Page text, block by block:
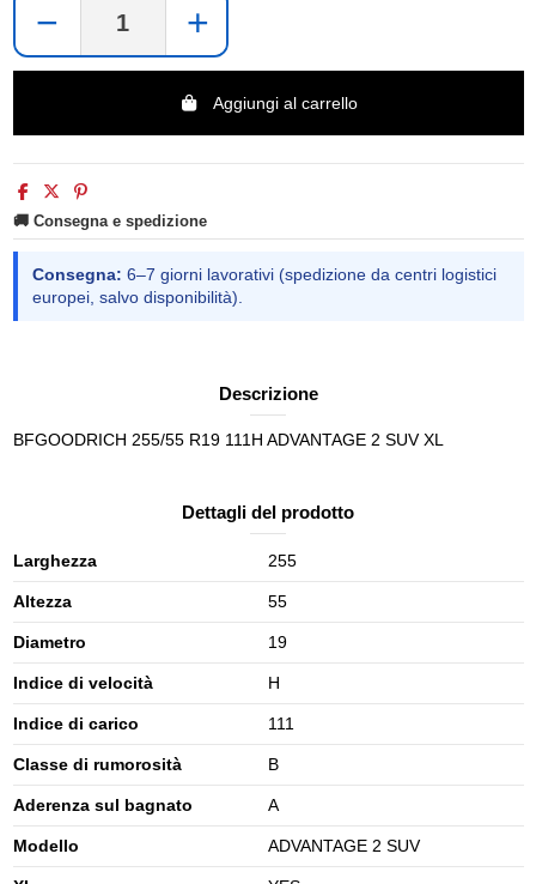
− +
Aggiungi al carrello
🚚 Consegna e spedizione
Consegna: 6–7 giorni lavorativi (spedizione da centri logistici
europei, salvo disponibilità).
Descrizione
BFGOODRICH 255/55 R19 111H ADVANTAGE 2 SUV XL
Dettagli del prodotto
Larghezza 255
Altezza 55
Diametro 19
Indice di velocità H
Indice di carico 111
Classe di rumorosità B
Aderenza sul bagnato A
Modello ADVANTAGE 2 SUV